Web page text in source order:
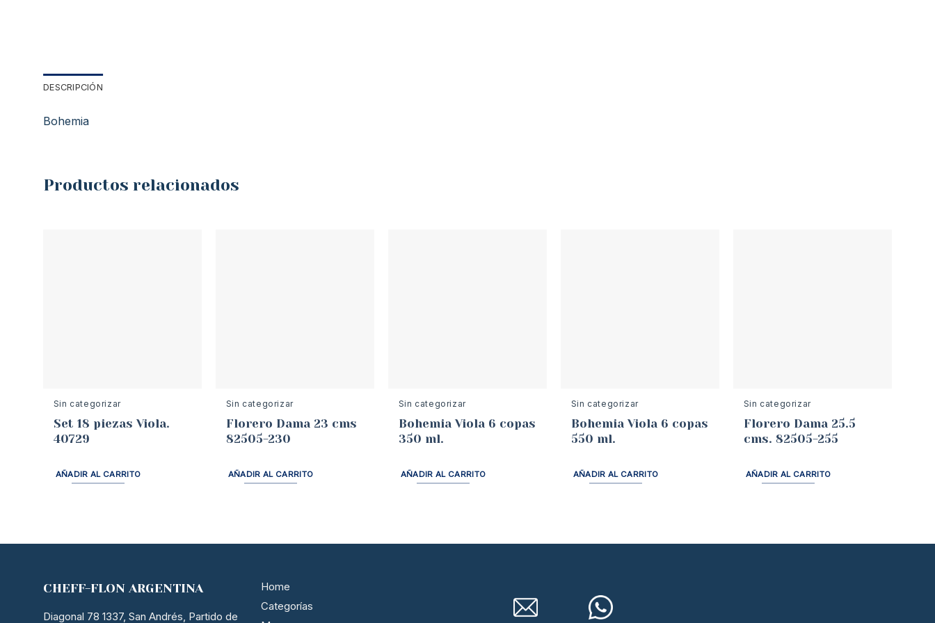
DESCRIPCIÓN
Bohemia
Productos relacionados
Sin categorizar
Set 18 piezas Viola.
40729
AÑADIR AL CARRITO
Sin categorizar
Florero Dama 23 cms
82505-230
AÑADIR AL CARRITO
Sin categorizar
Bohemia Viola 6 copas
350 ml.
AÑADIR AL CARRITO
Sin categorizar
Bohemia Viola 6 copas
550 ml.
AÑADIR AL CARRITO
Sin categorizar
Florero Dama 25.5
cms. 82505-255
AÑADIR AL CARRITO
CHEFF-FLON ARGENTINA
Diagonal 78 1337, San Andrés, Partido de
Home
Categorías